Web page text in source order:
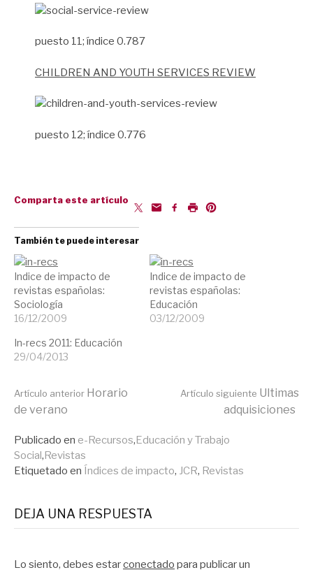
puesto 11; índice 0.787
CHILDREN AND YOUTH SERVICES REVIEW
puesto 12; índice 0.776
Comparta este artículo
También te puede interesar
Indice de impacto de
revistas españolas:
Sociología
16/12/2009
Indice de impacto de
revistas españolas:
Educación
03/12/2009
In-recs 2011: Educación
29/04/2013
Seguir
leyendo
Artículo anterior Horario
de verano
Artículo siguiente Ultimas
adquisiciones
Publicado en e-Recursos,Educación y Trabajo
Social,Revistas
Etiquetado en Índices de impacto, JCR, Revistas
DEJA UNA RESPUESTA
Lo siento, debes estarconectado para publicar un